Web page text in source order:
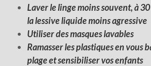
Laver le linge moins souvent, à
la lessive liquide moins agressive
Utiliser des masques lavables
Ramasser les plastiques en vous
plage et sensibiliser vos enfants